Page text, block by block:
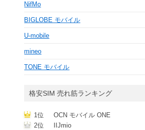
NifMo
BIGLOBE モバイル
U-mobile
mineo
TONE モバイル
格安SIM 売れ筋ランキング
1位
OCN モバイル ONE
2位
IIJmio